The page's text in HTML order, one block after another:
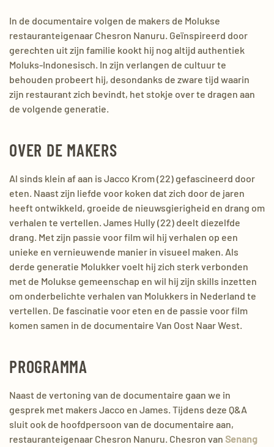
In de documentaire volgen de makers de Molukse
restauranteigenaar Chesron Nanuru. Geïnspireerd door
gerechten uit zijn familie kookt hij nog altijd authentiek
Moluks-Indonesisch. In zijn verlangen de cultuur te
behouden probeert hij, desondanks de zware tijd waarin
zijn restaurant zich bevindt, het stokje over te dragen aan
de volgende generatie.
OVER DE MAKERS
Al sinds klein af aan is Jacco Krom (22) gefascineerd door
eten. Naast zijn liefde voor koken dat zich door de jaren
heeft ontwikkeld, groeide de nieuwsgierigheid en drang om
verhalen te vertellen. James Hully (22) deelt diezelfde
drang. Met zijn passie voor film wil hij verhalen op een
unieke en vernieuwende manier in visueel maken. Als
derde generatie Molukker voelt hij zich sterk verbonden
met de Molukse gemeenschap en wil hij zijn skills inzetten
om onderbelichte verhalen van Molukkers in Nederland te
vertellen. De fascinatie voor eten en de passie voor film
komen samen in de documentaire Van Oost Naar West.
PROGRAMMA
Naast de vertoning van de documentaire gaan we in
gesprek met makers Jacco en James. Tijdens deze Q&A
sluit ook de hoofdpersoon van de documentaire aan,
restauranteigenaar Chesron Nanuru. Chesron van Senang